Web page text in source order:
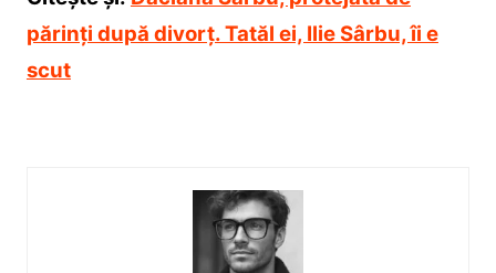
părinți după divorț. Tatăl ei, Ilie Sârbu, îi e
scut